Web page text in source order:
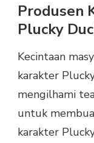
Produsen
Plucky
Kecintaan
karakter
mengilhami
untuk
karakter